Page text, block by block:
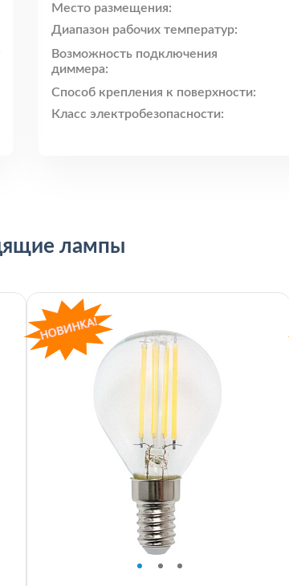
Место размещения:
Диапазон рабочих температур:
Возможность подключения
диммера:
Способ крепления к поверхности:
Класс электробезопасности:
лампы